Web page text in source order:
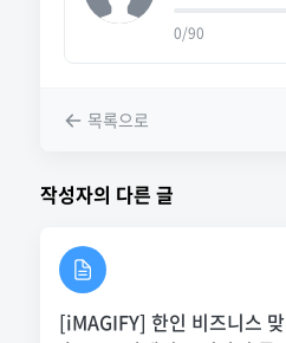
0/90
목록으로
작성자의 다른 글
[iMAGIFY] 한인 비즈니스 맞